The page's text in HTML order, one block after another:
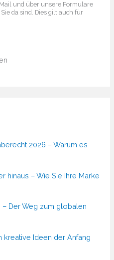
und über unsere Formulare
da sind. Dies gilt auch für
2026 – Warum es
hinaus – Wie Sie Ihre Marke
Der Weg zum globalen
kreative Ideen der Anfang